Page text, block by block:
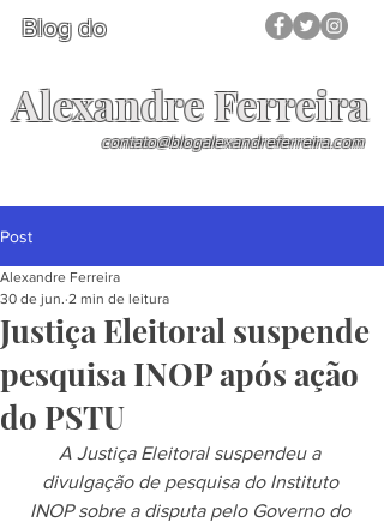
Blog do
Alexandre Ferreira
contato@blogalexandreferreira.com
Post
Justiça Eleitoral suspende
pesquisa INOP após ação
do PSTU
Alexandre Ferreira
30 de jun. 2 min de leitura
A Justiça Eleitoral suspendeu a
divulgação de pesquisa do Instituto
INOP sobre a disputa pelo Governo do